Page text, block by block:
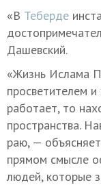
«В Теберде
Дашевский.
«Жизнь Ислама
просветителем
работает, то
пространства.
раю, —
прямом смысле
людей, которые